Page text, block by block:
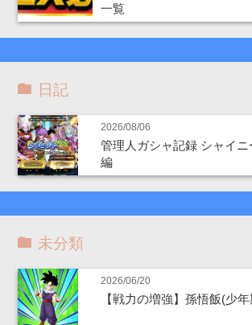
一覧
日記
2026/08/06
管理人ガシャ記録 シャイニ
編
未分類
2026/06/20
【戦力の増強】孫悟飯(少